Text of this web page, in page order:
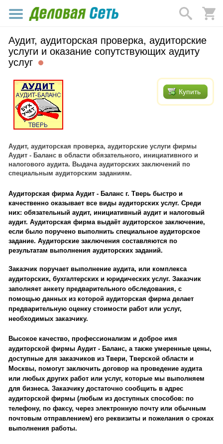
Аудит, аудиторская проверка, аудиторские
услуги и оказание сопутствующих аудиту
услуг
Купить
Аудит, аудиторская проверка, аудиторские услуги фирмы
Аудит - Баланс в области обязательного, инициативного и
налогового аудита. Выдача аудиторских заключений по
специальным аудиторским заданиям.
Аудиторская фирма Аудит - Баланс г. Тверь быстро и
качественно оказывает все виды аудиторских услуг. Среди
них: обязательный аудит, инициативный аудит и налоговый
аудит. Аудиторская фирма выдаёт аудиторское заключение,
если было поручено выполнить специальное аудиторское
задание. Аудиторские заключения составляются по
результатам выполнения аудиторских заданий.
Заказчик поручает выполнение аудита, или комплекса
аудиторских, бухгалтерских и юридических услуг. Заказчик
заполняет анкету предварительного обследования, с
помощью данных из которой аудиторская фирма делает
предварительную оценку стоимости работ или услуг,
необходимых заказчику.
Высокое качество, профессионализм и доброе имя
аудиторской фирмы Аудит - Баланс, а также умеренные цены,
доступные для заказчиков из Твери, Тверской области и
Москвы, помогут заключить договор на проведение аудита
или любых других работ или услуг, которые мы выполняем
для бизнеса. Заказчику достаточно сообщить в адрес
аудиторской фирмы (любым из доступных способов: по
телефону, по факсу, через электронную почту или обычным
почтовым отправлением) его реквизиты и пожелания о сроках
выполнения работы.